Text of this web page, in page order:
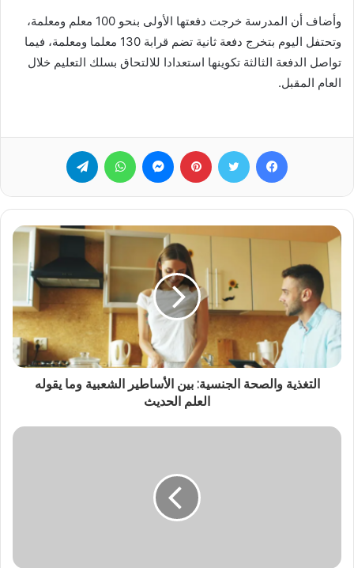
وأضاف أن المدرسة خرجت دفعتها الأولى بنحو 100 معلم ومعلمة،
وتحتفل اليوم بتخرج دفعة ثانية تضم قرابة 130 معلما ومعلمة، فيما
تواصل الدفعة الثالثة تكوينها استعدادا للالتحاق بسلك التعليم خلال
العام المقبل.
فيسبوك تويتر بينتيريست ماسنجر واتساب
التغذية والصحة الجنسية: بين الأساطير الشعبية وما يقوله
العلم الحديث